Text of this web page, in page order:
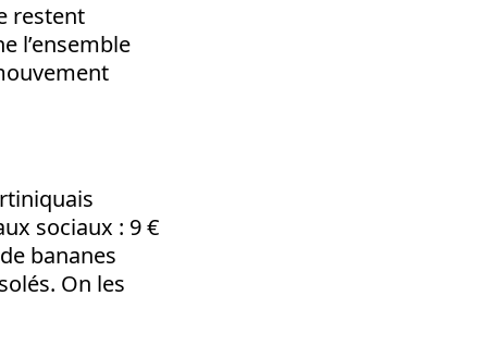
restent
l’ensemble
sociaux : 9 €
bananes
On les